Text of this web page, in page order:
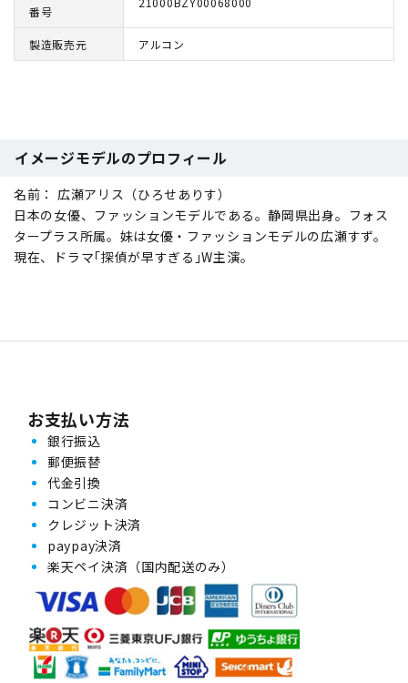
番号
製造販売元 アルコン
イメージモデルのプロフィール
名前： 広瀬アリス（ひろせありす）
日本の女優、ファッションモデルである。静岡県出身。フォス
タープラス所属。妹は女優・ファッションモデルの広瀬すず。
現在、ドラマ｢探偵が早すぎる｣W主演。
お支払い方法
銀行振込
郵便振替
代金引換
コンビニ決済
クレジット決済
paypay決済
楽天ペイ決済（国内配送のみ）